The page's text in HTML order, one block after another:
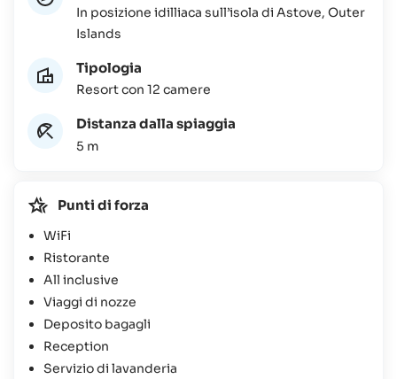
In posizione idilliaca sull’isola di Astove, Outer
Islands
Tipologia
Resort con 12 camere
Distanza dalla spiaggia
5 m
Punti di forza
WiFi
Ristorante
All inclusive
Viaggi di nozze
Deposito bagagli
Reception
Servizio di lavanderia